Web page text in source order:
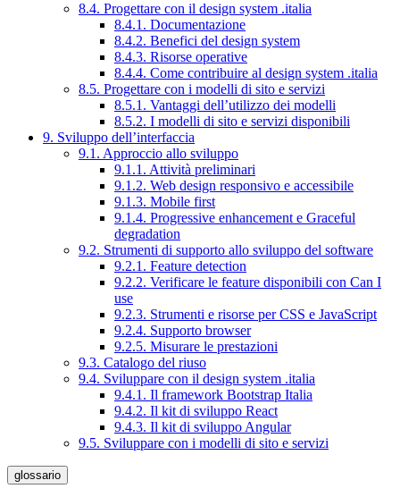
8.4. Progettare con il design system .italia
8.4.1. Documentazione
8.4.2. Benefici del design system
8.4.3. Risorse operative
8.4.4. Come contribuire al design system .italia
8.5. Progettare con i modelli di sito e servizi
8.5.1. Vantaggi dell’utilizzo dei modelli
8.5.2. I modelli di sito e servizi disponibili
9. Sviluppo dell’interfaccia
9.1. Approccio allo sviluppo
9.1.1. Attività preliminari
9.1.2. Web design responsivo e accessibile
9.1.3. Mobile first
9.1.4. Progressive enhancement e Graceful
degradation
9.2. Strumenti di supporto allo sviluppo del software
9.2.1. Feature detection
9.2.2. Verificare le feature disponibili con Can I
use
9.2.3. Strumenti e risorse per CSS e JavaScript
9.2.4. Supporto browser
9.2.5. Misurare le prestazioni
9.3. Catalogo del riuso
9.4. Sviluppare con il design system .italia
9.4.1. Il framework Bootstrap Italia
9.4.2. Il kit di sviluppo React
9.4.3. Il kit di sviluppo Angular
9.5. Sviluppare con i modelli di sito e servizi
glossario